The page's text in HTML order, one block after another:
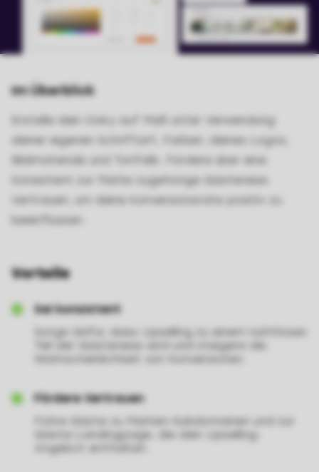
Vorteile
Sei konsistent
Sorge dafür, dass Upselling zu einem nahtlosen
Teil der Gästereise wird und steigere die
Wahrscheinlichkeit von Konversionen.
Fördere Vertrauen
Führe Gäste zu Marken-Subdomainen und zur
Gäste-Landingpage, die dein Upselling-
Angebot enthalten.
Im Überblick
Erstelle dein Oaky auf Maß unter Verwendung
deiner eigenen Schriftart, Farben, deines Logos,
Bildmaterials und Tonfalls. Fördere über eine
konsistent zur Marke zugehörige Gästereise
Vertrauen, um deine Konversionsrate positiv zu
beeinflussen.